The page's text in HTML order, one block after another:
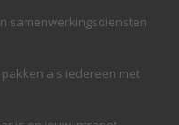
samenwerkingsdiensten
als iedereen met